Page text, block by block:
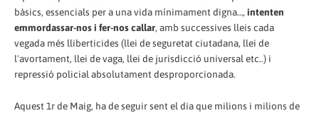
bàsics, essencials per a una vida mínimament digna…, intenten
emmordassar-nos i fer-nos callar, amb successives lleis cada
vegada més lliberticides (llei de seguretat ciutadana, llei de
l'avortament, llei de vaga, llei de jurisdicció universal etc..) i
repressió policial absolutament desproporcionada.
Aquest 1r de Maig, ha de seguir sent el dia que milions i milions de